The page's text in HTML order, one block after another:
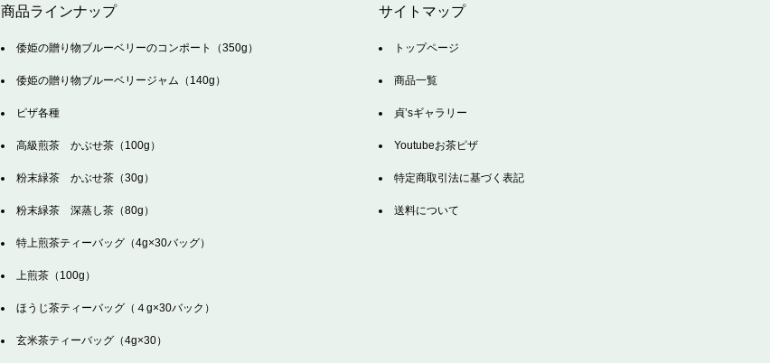
商品ラインナップ
倭姫の贈り物ブルーベリーのコンポート（350g）
倭姫の贈り物ブルーベリージャム（140g）
ピザ各種
高級煎茶 かぶせ茶（100g）
粉末緑茶 かぶせ茶（30g）
粉末緑茶 深蒸し茶（80g）
特上煎茶ティーバッグ（4g×30バッグ）
上煎茶（100g）
ほうじ茶ティーバッグ（４g×30バック）
玄米茶ティーバッグ（4g×30）
サイトマップ
トップページ
商品一覧
貞’sギャラリー
Youtubeお茶ピザ
特定商取引法に基づく表記
送料について